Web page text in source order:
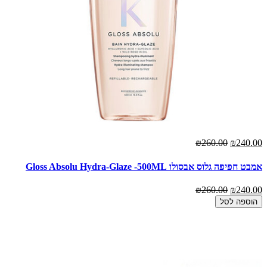
₪240.00
₪260.00
אמבט חפיפה גלוס אבסולו Gloss Absolu Hydra-Glaze -500ML
₪240.00
₪260.00
הוספה לסל